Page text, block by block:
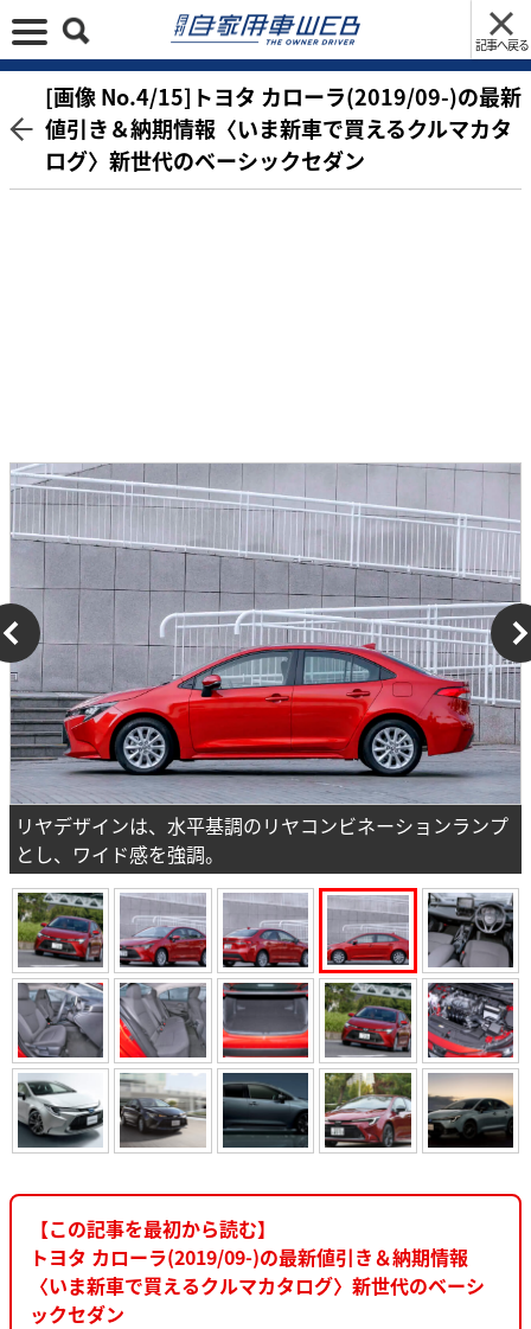
記事へ戻る
[画像 No.4/15]トヨタ カローラ(2019/09-)の最新
値引き＆納期情報〈いま新車で買えるクルマカタ
ログ〉新世代のベーシックセダン
リヤデザインは、水平基調のリヤコンビネーションランプ
とし、ワイド感を強調。
【この記事を最初から読む】
トヨタ カローラ(2019/09-)の最新値引き＆納期情報
〈いま新車で買えるクルマカタログ〉新世代のベーシ
ックセダン